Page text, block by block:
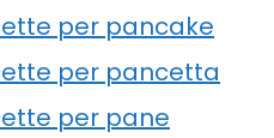
per pancake
per pancetta
per pane